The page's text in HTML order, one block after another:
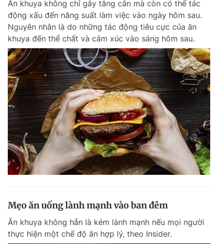
Ăn khuya không chỉ gây tăng cân mà còn có thể tác
động xấu đến năng suất làm việc vào ngày hôm sau.
Nguyên nhân là do những tác động tiêu cực của ăn
khuya đến thể chất và cảm xúc vào sáng hôm sau.
Mẹo ăn uống lành mạnh vào ban đêm
Ăn khuya không hẳn là kém lành mạnh nếu mọi người
thực hiện một chế độ ăn hợp lý, theo Insider.